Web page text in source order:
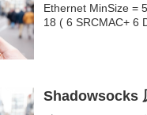
Ethernet MinSize =
18 ( 6 SRCMAC+ 6
Shadowsocks